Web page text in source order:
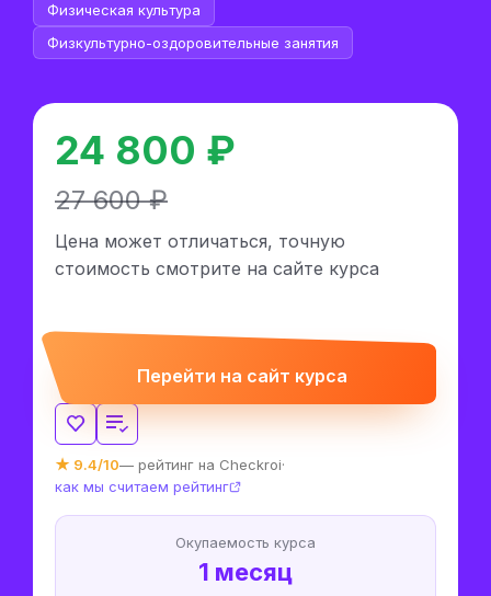
Физическая культура
Физкультурно-оздоровительные занятия
24 800 ₽
27 600 ₽
Цена может отличаться, точную
стоимость смотрите на сайте курса
Перейти на сайт курса
★ 9.4/10— рейтинг на Checkroi·
как мы считаем рейтинг
Окупаемость курса
1 месяц